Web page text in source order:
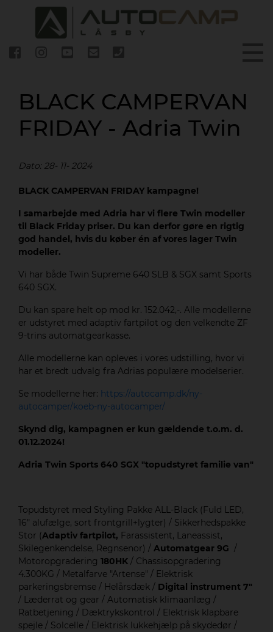
BLACK CAMPERVAN
FRIDAY - Adria Twin
Dato: 28- 11- 2024
BLACK CAMPERVAN FRIDAY kampagne!
I samarbejde med Adria har vi flere Twin modeller
til Black Friday priser. Du kan derfor gøre en rigtig
god handel, hvis du køber én af vores lager Twin
modeller.
Vi har både Twin Supreme 640 SLB & SGX samt Sports
640 SGX.
Du kan spare helt op mod kr. 152.042,-. Alle modellerne
er udstyret med adaptiv fartpilot og den velkendte ZF
9-trins automatgearkasse.
Alle modellerne kan opleves i vores udstilling, hvor vi
har et bredt udvalg fra Adrias populære modelserier.
Se modellerne her: https://autocamp.dk/ny-
autocamper/koeb-ny-autocamper/
Skynd dig, kampagnen er kun gældende t.o.m. d.
01.12.2024!
Adria Twin Sports 640 SGX "topudstyret familie van"
Topudstyret med Styling Pakke ALL-Black (Fuld LED,
16" alufælge, sort frontgrill+lygter) / Sikkerhedspakke
Stor (Adaptiv fartpilot, Farassistent, Laneassist,
Skilegenkendelse, Regnsenor) / Automatgear 9G /
Motoropgradering 180HK / Chassisopgradering
4.300KG / Metalfarve "Artense" / Elektrisk
parkeringsbremse / Helårsdæk / Digital instrument 7"
/ Læderrat og gear / Automatisk klimaanlæg /
Ratbetjening / Dæktrykskontrol / Elektrisk klapbare
spejle / Solcelle / Elektrisk lukkehjælp på skydedør /